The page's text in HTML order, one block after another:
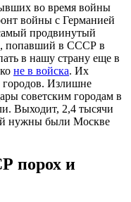
во время войны
войны с Германией
продвинутый
попавший в СССР в
в нашу страну еще в
не в войска. Их
Излишне
советским городам в
Выходит, 2,4 тысячи
нужны были Москве
порох и